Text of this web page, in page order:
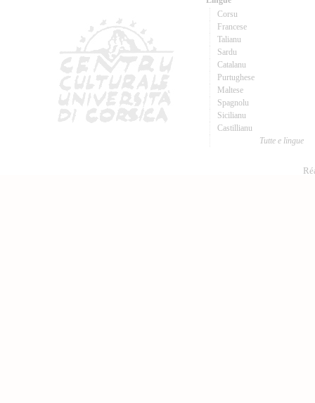
Corsu
Francese
Talianu
Sardu
Catalanu
Purtughese
Maltese
Spagnolu
Sicilianu
Castillianu
Tutte e lingue